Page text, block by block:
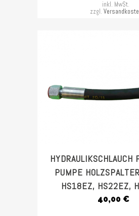
inkl. MwSt.
zzgl.
HYDRAULIKSCHLAUCH
PUMPE
HS18EZ, HS22EZ,
40,00 €